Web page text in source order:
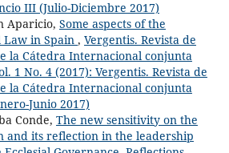
III (Julio-Diciembre 2017)
Aparicio, Some aspects of the
Law in Spain , Vergentis. Revista de
la Cátedra Internacional conjunta
1 No. 4 (2017): Vergentis. Revista de
la Cátedra Internacional conjunta
Junio 2017)
Conde, The new sensitivity on the
and its reflection in the leadership